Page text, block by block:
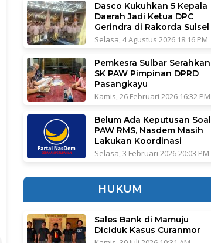
Dasco Kukuhkan 5 Kepala
Daerah Jadi Ketua DPC
Gerindra di Rakorda Sulsel
Selasa, 4 Agustus 2026 18:16 PM
Pemkesra Sulbar Serahkan
SK PAW Pimpinan DPRD
Pasangkayu
Kamis, 26 Februari 2026 16:32 PM
Belum Ada Keputusan Soal
PAW RMS, Nasdem Masih
Lakukan Koordinasi
Selasa, 3 Februari 2026 20:03 PM
HUKUM
Sales Bank di Mamuju
Diciduk Kasus Curanmor